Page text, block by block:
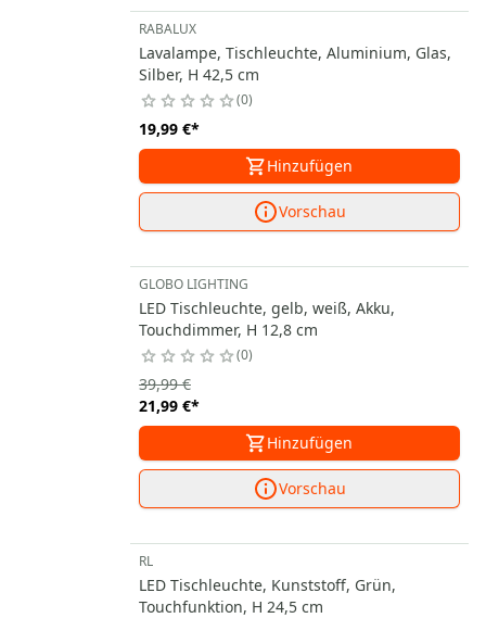
RABALUX
Lavalampe, Tischleuchte, Aluminium, Glas,
Silber, H 42,5 cm
0
19,99 €*
Hinzufügen
Vorschau
GLOBO LIGHTING
LED Tischleuchte, gelb, weiß, Akku,
Touchdimmer, H 12,8 cm
0
21,99 €*
39,99 €
Hinzufügen
Vorschau
RL
LED Tischleuchte, Kunststoff, Grün,
Touchfunktion, H 24,5 cm